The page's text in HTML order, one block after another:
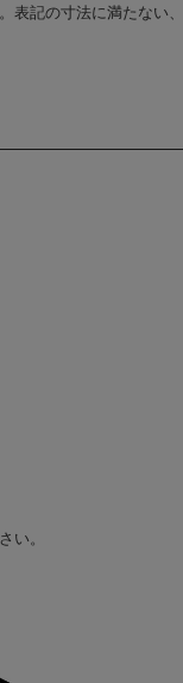
記の寸法に満たない
い。